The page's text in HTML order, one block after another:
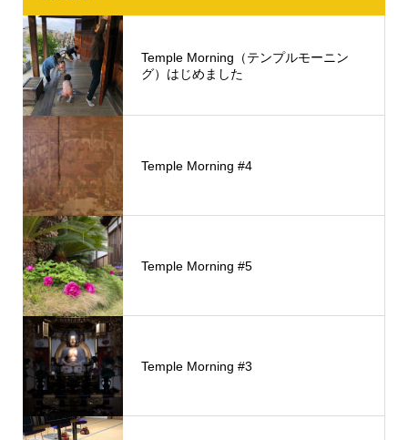
Temple Morning（テンプルモーニン
グ）はじめました
Temple Morning #4
Temple Morning #5
Temple Morning #3